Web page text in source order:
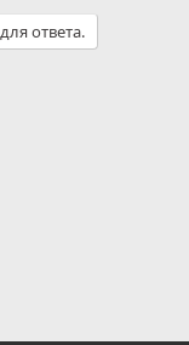
ответа.